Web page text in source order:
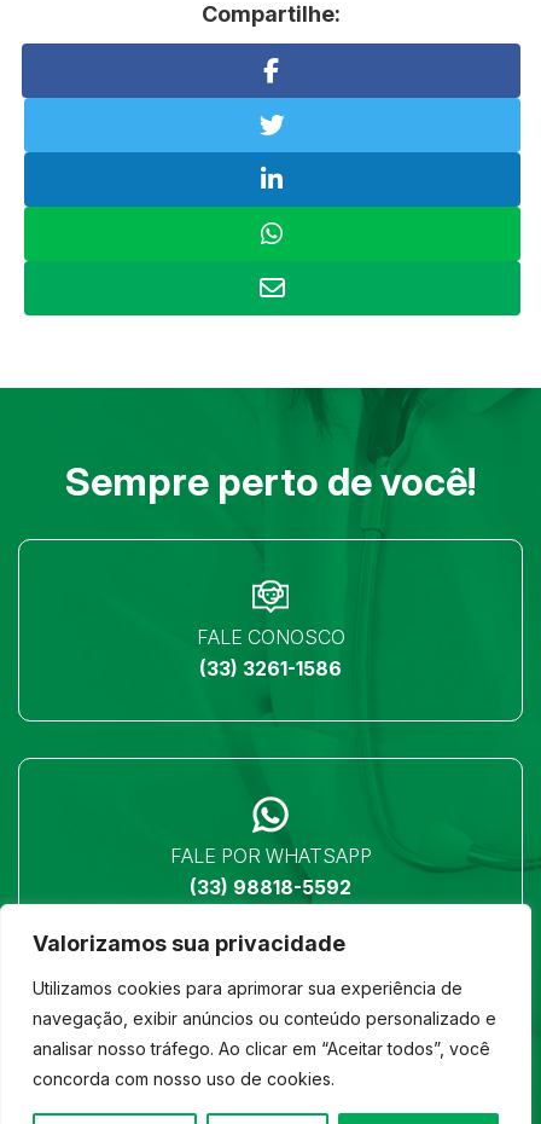
Valorizamos sua privacidade
Utilizamos cookies para aprimorar sua experiência de
navegação, exibir anúncios ou conteúdo personalizado e
analisar nosso tráfego. Ao clicar em “Aceitar todos”, você
concorda com nosso uso de cookies.
Compartilhe:
Sempre perto de você!
FALE CONOSCO
(33) 3261-1586
FALE POR WHATSAPP
(33) 98818-5592
LOCALIZAÇÃO